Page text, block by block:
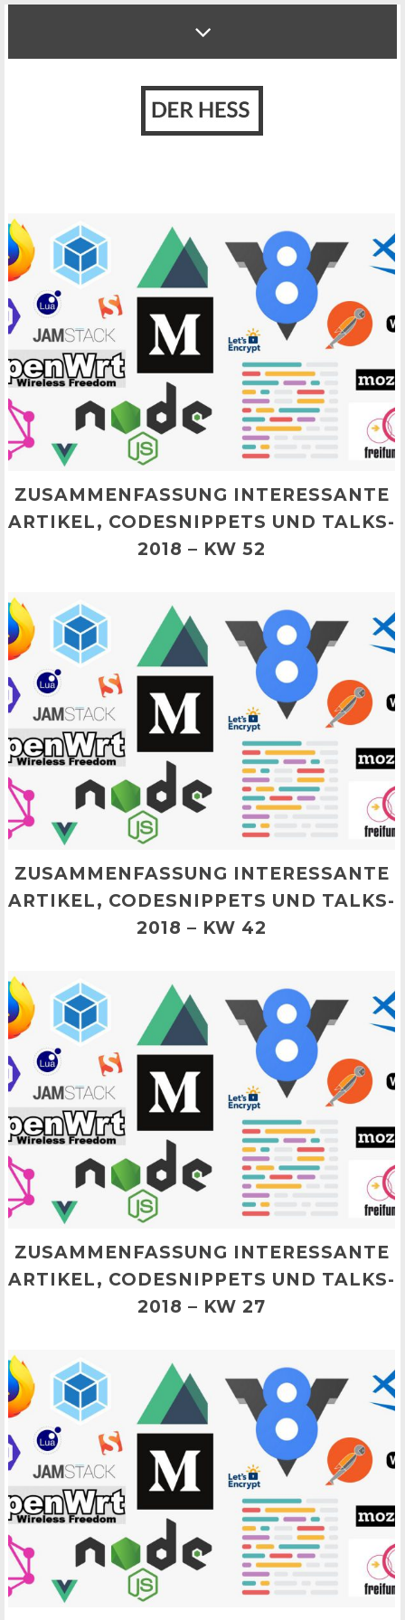
ZUSAMMENFASSUNG INTERESSANTE
ARTIKEL, CODESNIPPETS UND TALKS-
2018 – KW 52
ZUSAMMENFASSUNG INTERESSANTE
ARTIKEL, CODESNIPPETS UND TALKS-
2018 – KW 42
ZUSAMMENFASSUNG INTERESSANTE
ARTIKEL, CODESNIPPETS UND TALKS-
2018 – KW 27